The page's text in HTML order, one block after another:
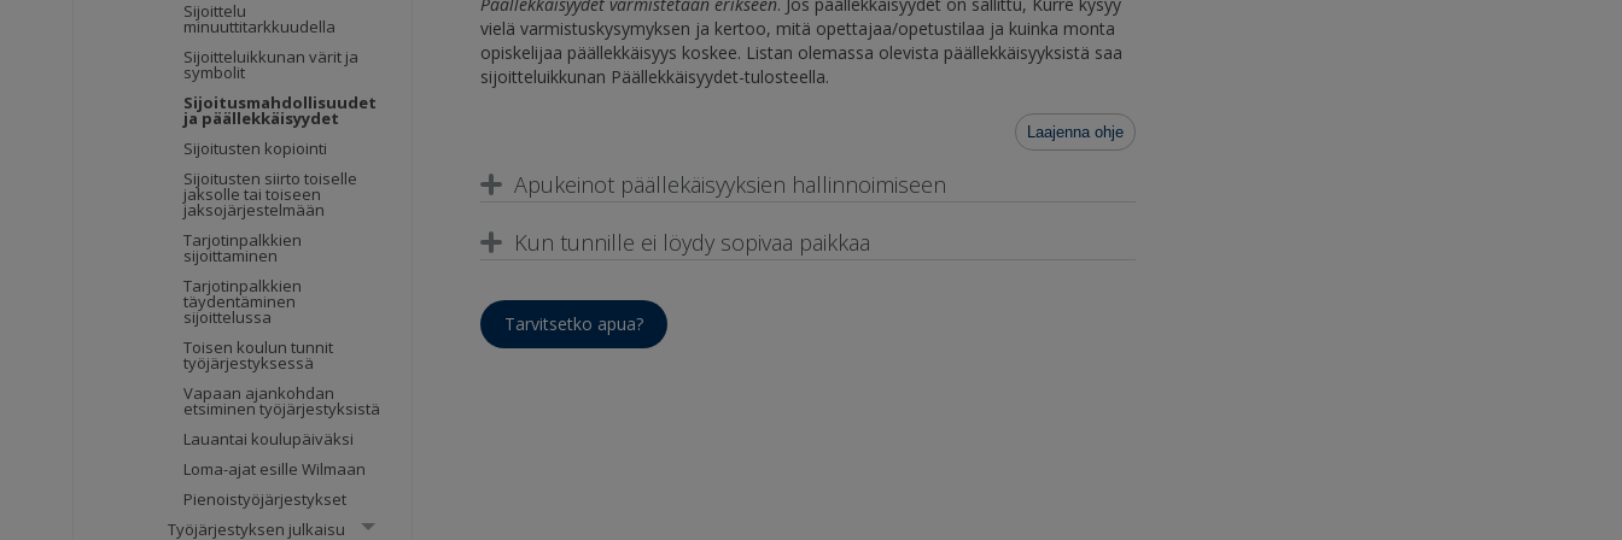
Sijoittelu
minuuttitarkkuudella
Sijoitteluikkunan värit ja
symbolit
Sijoitusmahdollisuudet
ja päällekkäisyydet
Sijoitusten kopiointi
Sijoitusten siirto toiselle
jaksolle tai toiseen
jaksojärjestelmään
Tarjotinpalkkien
sijoittaminen
Tarjotinpalkkien
täydentäminen
sijoittelussa
Toisen koulun tunnit
työjärjestyksessä
Vapaan ajankohdan
etsiminen työjärjestyksistä
Lauantai koulupäiväksi
Loma-ajat esille Wilmaan
Pienoistyöjärjestykset
Työjärjestyksen julkaisu
vielä varmistuskysymyksen ja kertoo, mitä opettajaa/opetustilaa ja kuinka monta
opiskelijaa päällekkäisyys koskee. Listan olemassa olevista päällekkäisyyksistä saa
sijoitteluikkunan Päällekkäisyydet-tulosteella.
Laajenna ohje
Apukeinot päällekäisyyksien hallinnoimiseen
Kun tunnille ei löydy sopivaa paikkaa
Tarvitsetko apua?